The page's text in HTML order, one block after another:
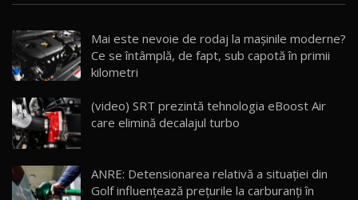
15 14:37
16
AutoBlogMD
13:10
17 20:06
Mai este nevoie de rodaj la mașinile moderne?
Ce se întâmplă, de fapt, sub capotă în primii
kilometri
(video) SRT prezintă tehnologia eBoost Air
care elimină decalajul turbo
ANRE: Detensionarea relativă a situației din
Golf influențează prețurile la carburanți în